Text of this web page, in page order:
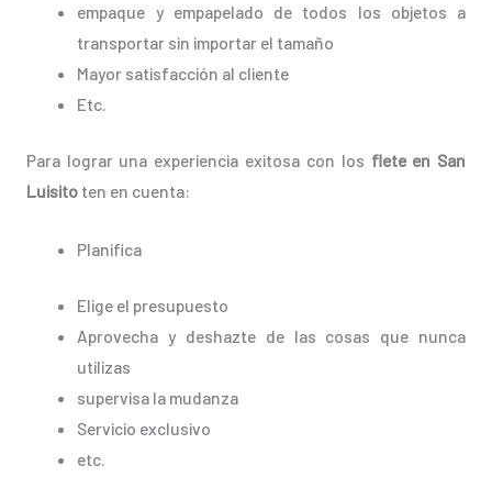
empaque y empapelado de todos los objetos a
transportar sin importar el tamaño
Mayor satisfacción al cliente
Etc.
Para lograr una experiencia exitosa con los flete en San
Luisitoten en cuenta:
Planifica
Elige el presupuesto
Aprovecha y deshazte de las cosas que nunca
utilizas
supervisa la mudanza
Servicio exclusivo
etc.